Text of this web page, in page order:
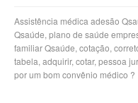
CUIDAR ME PLANO DE
CRUZ AZUL PLANO DE
GARANTIA GS PLANO DE
Assistência médica adesão
Qsaúde, plano de saúde
familiar Qsaúde, cotação,
tabela, adquirir, cotar, pessoa
por um bom convênio médico ?